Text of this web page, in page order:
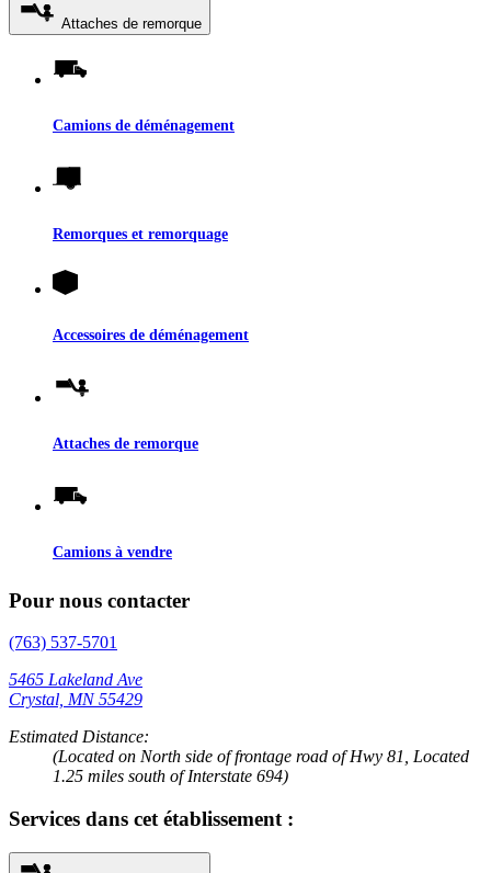
Attaches de remorque
Camions de déménagement
Remorques et remorquage
Accessoires de déménagement
Attaches de remorque
Camions à vendre
Pour nous contacter
(763) 537-5701
5465 Lakeland Ave
Crystal, MN 55429
Estimated Distance:
(Located on North side of frontage road of Hwy 81, Located
1.25 miles south of Interstate 694)
Services dans cet établissement :